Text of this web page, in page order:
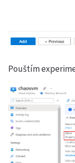
Pouštím